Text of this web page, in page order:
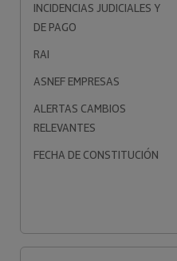
INCIDENCIAS JUDICIALES Y
DE PAGO
RAI
ASNEF EMPRESAS
ALERTAS CAMBIOS
RELEVANTES
FECHA DE CONSTITUCIÓN